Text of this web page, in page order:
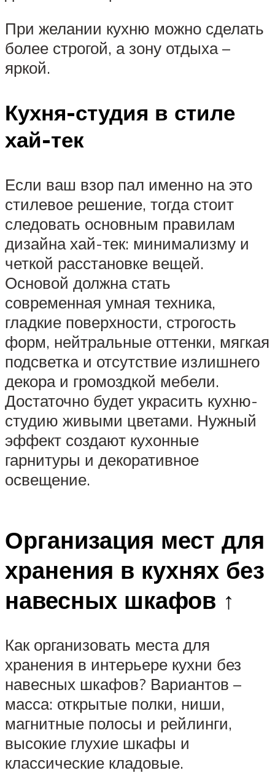
При желании кухню можно сделать
более строгой, а зону отдыха –
яркой.
Кухня-студия в стиле
хай-тек
Если ваш взор пал именно на это
стилевое решение, тогда стоит
следовать основным правилам
дизайна хай-тек: минимализму и
четкой расстановке вещей.
Основой должна стать
современная умная техника,
гладкие поверхности, строгость
форм, нейтральные оттенки, мягкая
подсветка и отсутствие излишнего
декора и громоздкой мебели.
Достаточно будет украсить кухню-
студию живыми цветами. Нужный
эффект создают кухонные
гарнитуры и декоративное
освещение.
Организация мест для
хранения в кухнях без
навесных шкафов ↑
Как организовать места для
хранения в интерьере кухни без
навесных шкафов? Вариантов –
масса: открытые полки, ниши,
магнитные полосы и рейлинги,
высокие глухие шкафы и
классические кладовые.